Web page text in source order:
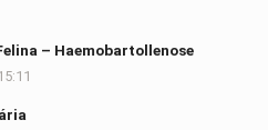
– Haemobartollenose